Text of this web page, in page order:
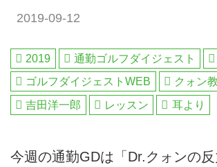
2019-09-12
2019 通勤ゴルフダイジェスト
ゴルフダイジェストWEB
クォン
吉田洋一郎
レッスン 耳より
今週の通勤GDは「Dr.クォンの